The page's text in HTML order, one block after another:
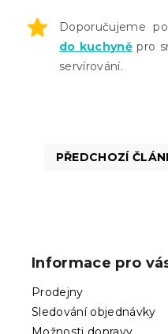
Doporučujeme
do kuchyně pro
servírování.
PŘEDCHOZÍ
Informace pro
Prodejny
Sledování objednávky